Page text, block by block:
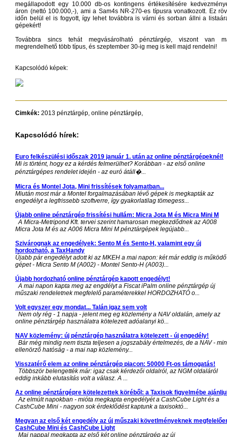
megállapodott egy 10.000 db-os kontingens értékesítésére
áron (nettó 100.000,-), ami a Sam4s NR-270-es típusra vonatkozott. Ez
időn belül el is fogyott, így lehet továbbra is várni és sorban állni a
gépekért!
Továbbra sincs tehát megvásárolható pénztárgép, viszont van
megrendelhető több típus, és szeptember 30-ig meg is kell majd rendelni!
Kapcsolódó képek:
Cimkék: 2013 pénztárgép, online pénztárgép,
Kapcsolódó hírek:
Euro felkészülési időszak 2019 január 1. után az online pénztárgépeknél!
Mi is történt, hogy ez a kérdés felmerülhet? Korábban - az első online
pénztárgépes rendelet idején - az euró átáll�...
Micra és Montel Jota, Mini frissítések folyamatban...
Miután most már a Montel forgalmazásában lévő gépek is megkapták az
engedélyt a legfrissebb szoftverre, így gyakorlatilag tömegess...
Újabb online pénztárgép frissítési hullám: Micra Jota M és Micra Mini M
A Micra-Metripond Kft. tervei szerint hamarosan megkezdődnek az A008
Micra Jota M és az A006 Micra Mini M pénztárgépek legújabb...
Szivárognak az engedélyek: Sento M és Sento-H, valamint egy új
hordozható, a TaxHandy
Újabb pár engedélyt adott ki az MKEH a mai napon: két már eddig is működő
gépet - Micra Sento M (A002) - Montel Sento-H (A003)...
Újabb hordozható online pénztárgép kapott engedélyt!
A mai napon kapta meg az engdélyt a Fiscat iPalm online pénztárgép új
műszaki rendeletnek megfelelő paraméterekkel HORDOZHATÓ o...
Volt egyszer egy mondat... Talán igaz sem volt
Nem oly rég - 1 napja - jelent meg eg közlemény a NAV oldalán, amely az
online pénztárgép használatra kötelezett adóalanyi kö...
NAV közlemény: új pénztárgép használatra kötelezett - új engedély!
Bár még mindig nem tiszta teljesen a jogszabály értelmezés, de a NAV -
ellenörző hatóság - a mai nap közlemény...
Visszatérő elem az online pénztárgép piacon: 50000 Ft-os támogatás!
Többször belengették már: igaz csak kérdezői oldalról, az NGM oldaláról
eddig inkább elutasítás volt a válasz. A ...
Az online pénztárgépre kötelezettek köréből: a Taxisok figyelmébe
Az elmúlt napokban - mióta megkapta engedélyét a CashCube Light és a
CashCube Mini - nagyon sok érdeklődést kaptunk a taxisoktó...
Megvan az első két engedély az új műszaki követlményeknek
CashCube Mini és CashCube Light
Mai nappal megkapta az első két online pénztárgép az új